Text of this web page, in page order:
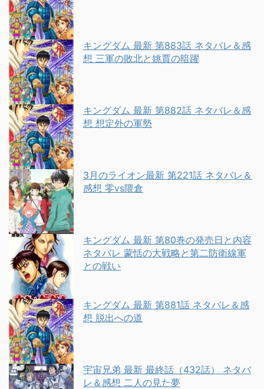
キングダム 最新 第883話 ネタバレ＆感
想 三軍の敗北と姚賈の暗躍
キングダム 最新 第882話 ネタバレ＆感
想 想定外の軍勢
3月のライオン最新 第221話 ネタバレ＆
感想 零vs隈倉
キングダム 最新 第80巻の発売日と内容
ネタバレ 蒙恬の大戦略と第二防衛線軍
との戦い
キングダム 最新 第881話 ネタバレ＆感
想 脱出への道
宇宙兄弟 最新 最終話（432話） ネタバ
レ＆感想 二人の見た夢